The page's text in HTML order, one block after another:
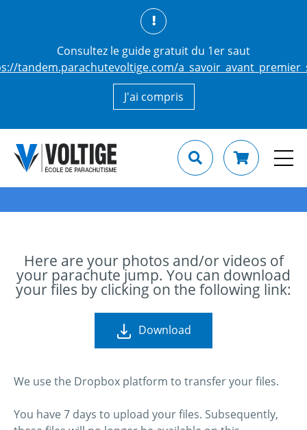
Consultez le guide gratuit du 1er saut
tandem.parachutevoltige.com/
J'ai compris
Here are your photos and/or videos of
your parachute jump. You can download
your files by clicking on the following link:
Download
We use the Dropbox platform to transfer your files.
You have 7 days to upload your files. Subsequently,